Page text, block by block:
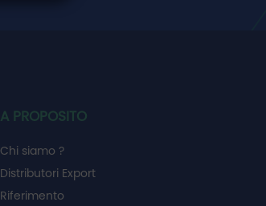
A PROPOSITO
Chi siamo ?
Distributori Export
Riferimento